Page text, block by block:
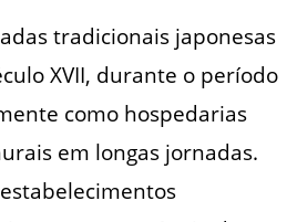
tradicionais japonesas
XVII, durante o período
como hospedarias
em longas jornadas.